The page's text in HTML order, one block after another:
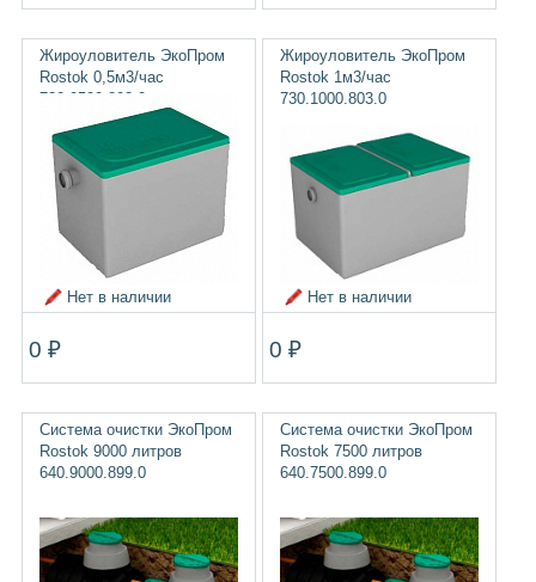
Жироуловитель ЭкоПром
Rostok 0,5м3/час
730.0500.803.0
Нет в наличии
0 ₽
Жироуловитель ЭкоПром
Rostok 1м3/час
730.1000.803.0
Нет в наличии
0 ₽
Система очистки ЭкоПром
Rostok 9000 литров
640.9000.899.0
Система очистки ЭкоПром
Rostok 7500 литров
640.7500.899.0